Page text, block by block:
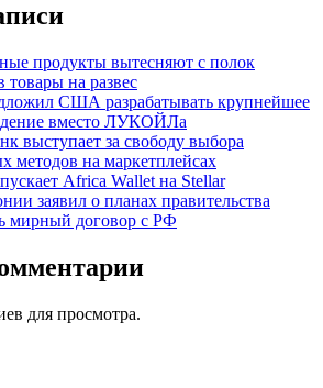
продукты вытесняют с полок
товары на развес
США разрабатывать крупнейшее
вместо ЛУКОЙЛа
выступает за свободу выбора
методов на маркетплейсах
Africa Wallet на Stellar
заявил о планах правительства
мирный договор с РФ
для просмотра.